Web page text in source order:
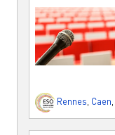
Rennes, Caen,